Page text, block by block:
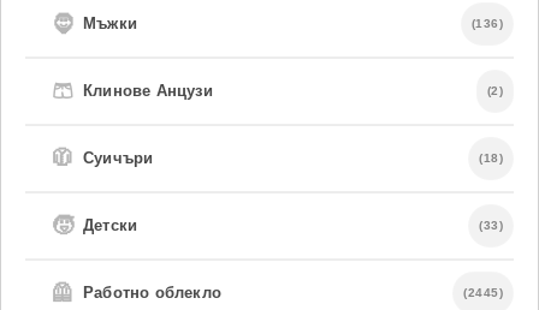
🧔 Мъжки (136)
🩳 Клинове Анцузи (2)
🧥 Суичъри (18)
🧒 Детски (33)
🦺 Работно облекло (2445)